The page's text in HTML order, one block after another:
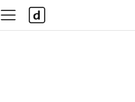
사
이
다
나
와